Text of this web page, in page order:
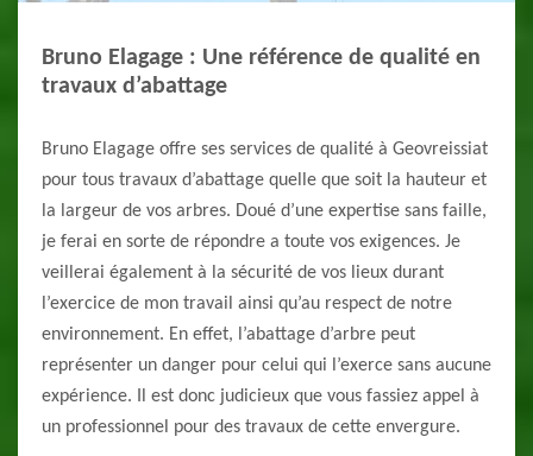
Bruno Elagage : Une référence de qualité en
travaux d’abattage
Bruno Elagage offre ses services de qualité à Geovreissiat
pour tous travaux d’abattage quelle que soit la hauteur et
la largeur de vos arbres. Doué d’une expertise sans faille,
je ferai en sorte de répondre a toute vos exigences. Je
veillerai également à la sécurité de vos lieux durant
l’exercice de mon travail ainsi qu’au respect de notre
environnement. En effet, l’abattage d’arbre peut
représenter un danger pour celui qui l’exerce sans aucune
expérience. Il est donc judicieux que vous fassiez appel à
un professionnel pour des travaux de cette envergure.